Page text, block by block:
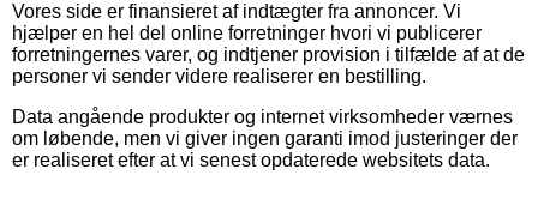
Vores side er finansieret af indtægter fra annoncer. Vi
hjælper en hel del online forretninger hvori vi publicerer
forretningernes varer, og indtjener provision i tilfælde af at de
personer vi sender videre realiserer en bestilling.
Data angående produkter og internet virksomheder værnes
om løbende, men vi giver ingen garanti imod justeringer der
er realiseret efter at vi senest opdaterede websitets data.